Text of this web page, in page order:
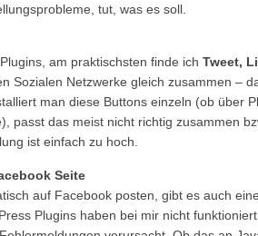
tut, was es soll.
am praktischsten finde ich Tweet,
Sozialen Netzwerke gleich zusammen –
man diese Buttons einzeln (ob über
passt das meist nicht richtig zusammen
ist einfach zu hoch.
Seite
auf Facebook posten, gibt es auch
Plugins haben bei mir nicht